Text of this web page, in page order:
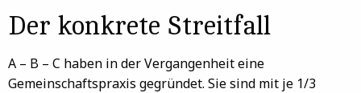
Der konkrete Streitfall
A – B – C haben in der Vergangenheit eine
Gemeinschaftspraxis gegründet. Sie sind mit je 1/3